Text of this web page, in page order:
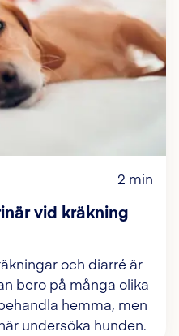
2 min
vid kräkning
och diarré är
bero på många olika
hemma, men
undersöka hunden.